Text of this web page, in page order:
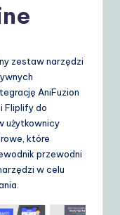
zestaw narzędzi
AniFuzion
Fliplify do
użytkownicy
które
przewodni
w celu